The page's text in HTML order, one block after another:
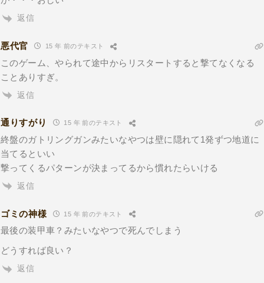
返信
悪代官 15 年 前のテキスト
このゲーム、やられて途中からリスタートすると撃てなくなる
ことありすぎ。
返信
通りすがり 15 年 前のテキスト
終盤のガトリングガンみたいなやつは壁に隠れて1発ずつ地道に
当てるといい
撃ってくるパターンが決まってるから慣れたらいける
返信
ゴミの神様 15 年 前のテキスト
最後の装甲車？みたいなやつで死んでしまう
どうすれば良い？
返信